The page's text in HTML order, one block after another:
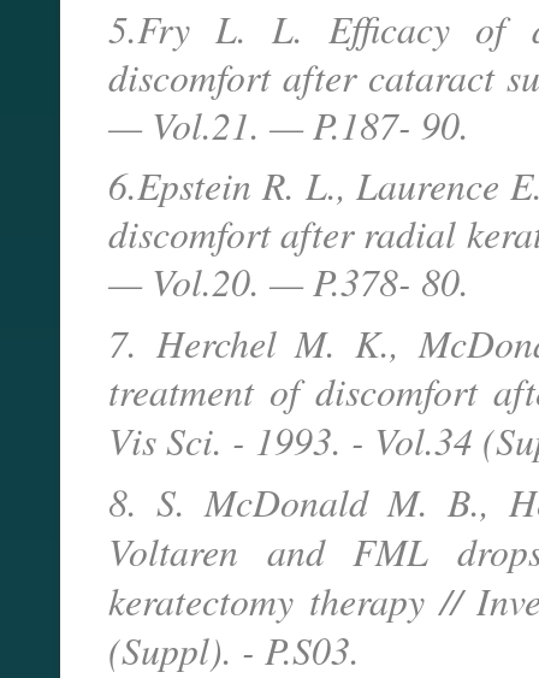
5.Fry L. L. Efficacy of
discomfort after cataract
— Vol.21. — P.187- 90.
6.Epstein R. L., Laurence
discomfort after radial
— Vol.20. — P.378- 80.
7. Herchel M. K.,
treatment of discomfort
Vis Sci. - 1993. - Vol.34
8. S. McDonald M. B.,
Voltaren and FML
keratectomy therapy //
(Suppl). - P.S03.